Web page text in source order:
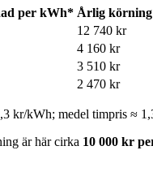
per kWh* Årlig körning
12 740 kr
4 160 kr
3 510 kr
2 470 kr
kr/kWh; medel timpris ≈
är här cirka 10 000 kr